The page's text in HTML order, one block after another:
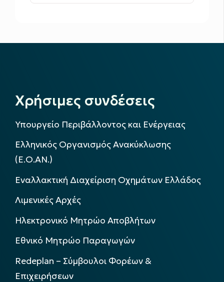
Χρήσιμες συνδέσεις
Υπουργείο Περιβάλλοντος και Ενέργειας
Ελληνικός Οργανισμός Ανακύκλωσης
(Ε.Ο.ΑΝ.)
Εναλλακτική Διαχείριση Οχημάτων Ελλάδος
Λιμενικές Αρχές
Ηλεκτρονικό Μητρώο Αποβλήτων
Εθνικό Μητρώο Παραγωγών
Redeplan – Σύμβουλοι Φορέων &
Επιχειρήσεων